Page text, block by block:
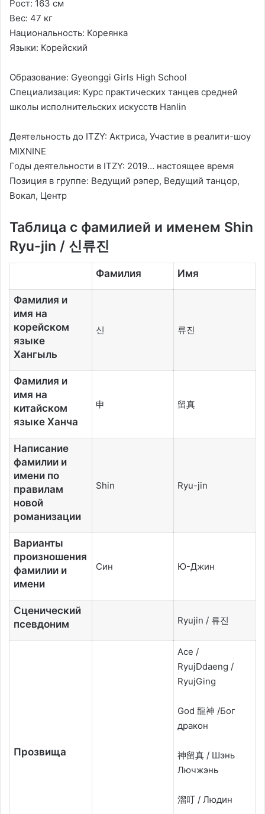
Рост: 163 см
Вес: 47 кг
Национальность: Кореянка
Языки: Корейский
Образование: Gyeonggi Girls High School
Специализация: Курс практических танцев средней
школы исполнительских искусств Hanlin
Деятельность до ITZY: Актриса, Участие в реалити-шоу
MIXNINE
Годы деятельности в ITZY: 2019… настоящее время
Позиция в группе: Ведущий рэпер, Ведущий танцор,
Вокал, Центр
Таблица с фамилией и именем Shin
Ryu-jin / 신류진
Фамилия Имя
Фамилия и
имя на
корейском
языке
Хангыль
신 류진
Фамилия и
имя на
китайском
языке Ханча
申 留真
Написание
фамилии и
имени по
правилам
новой
романизации
Shin Ryu-jin
Варианты
произношения
фамилии и
имени
Син Ю-Джин
Сценический
псевдоним
Ryujin / 류진
Прозвища
Ace /
RyujDdaeng /
RyujGing
God 龍神 /Бог
дракон
神留真 / Шэнь
Лючжэнь
溜叮 / Людин